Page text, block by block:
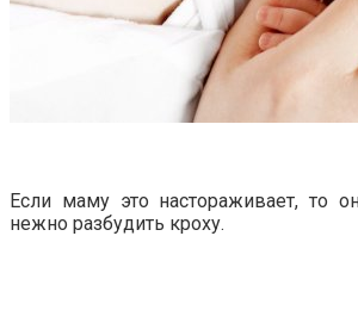
Если маму это настораживает, то
нежно разбудить кроху.